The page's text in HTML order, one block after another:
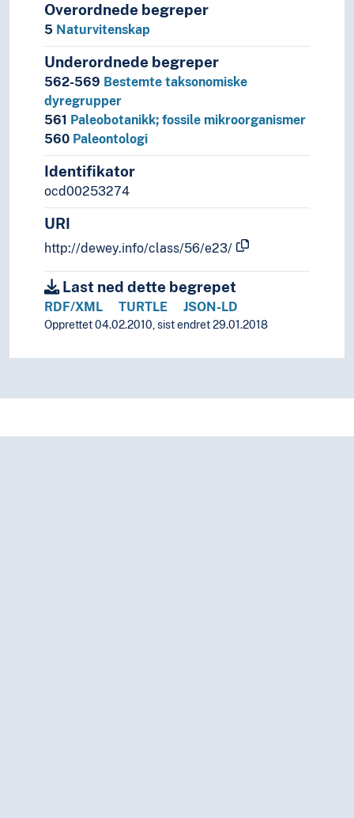
Overordnede begreper
5 Naturvitenskap
Underordnede begreper
562-569 Bestemte taksonomiske
dyregrupper
561 Paleobotanikk; fossile mikroorganismer
560 Paleontologi
Identifikator
ocd00253274
URI
http://dewey.info/class/56/e23/
Last ned dette begrepet
RDF/XML TURTLE JSON-LD
Opprettet 04.02.2010, sist endret 29.01.2018